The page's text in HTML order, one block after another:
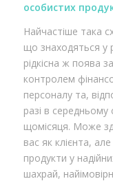
особистих
Найчастіше така
що знаходяться у
рідкісна ж поява
контролем
персоналу та,
разі в
щомісяця. Може
вас як клієнта,
продукти у
шахрай,